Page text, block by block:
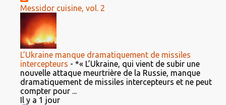
Messidor cuisine, vol. 2
L’Ukraine manque dramatiquement de missiles
intercepteurs - *« L’Ukraine, qui vient de subir une
nouvelle attaque meurtrière de la Russie, manque
dramatiquement de missiles intercepteurs et ne peut
compter pour ...
Il y a 1 jour